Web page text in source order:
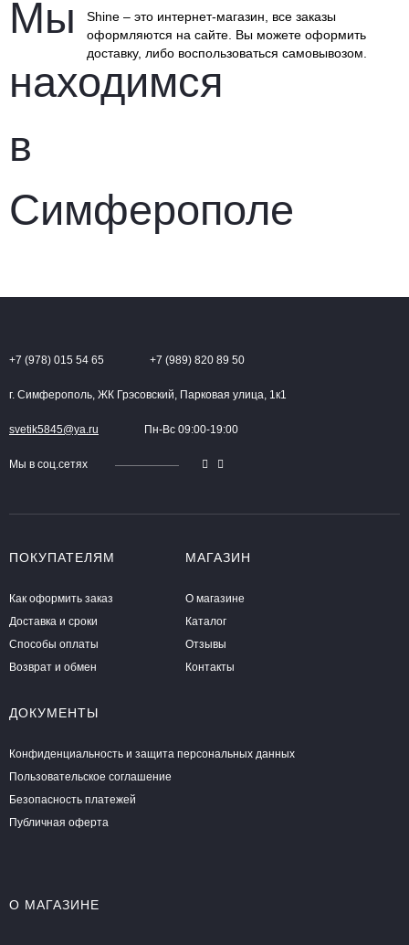
Shine – это интернет-магазин, все заказы
оформляются на сайте. Вы можете оформить
доставку, либо воспользоваться самовывозом.
+7 (978) 015 54 65 +7 (989) 820 89 50
г. Симферополь, ЖК Грэсовский, Парковая улица, 1к1
svetik5845@ya.ru Пн-Вс 09:00-19:00
Мы в соц.сетях
ПОКУПАТЕЛЯМ
Как оформить заказ
Доставка и сроки
Способы оплаты
Возврат и обмен
МАГАЗИН
О магазине
Каталог
Отзывы
Контакты
ДОКУМЕНТЫ
Конфиденциальность и защита персональных данных
Пользовательское соглашение
Безопасность платежей
Публичная оферта
О МАГАЗИНЕ